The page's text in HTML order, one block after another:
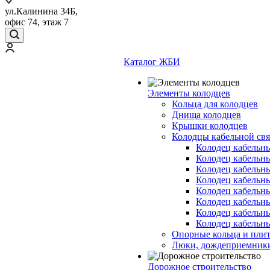
ул.Калинина 34Б,
офис 74, этаж 7
Каталог ЖБИ
Элементы колодцев
Кольца для колодцев
Днища колодцев
Крышки колодцев
Колодцы кабельной
Колодец
Колодец
Колодец
Колодец
Колодец
Колодец
Колодец
Колодец
Опорные кольца и
Люки,
Дорожное строительство